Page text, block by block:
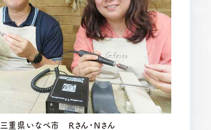
三重県いなべ市 Rさん・Nさん